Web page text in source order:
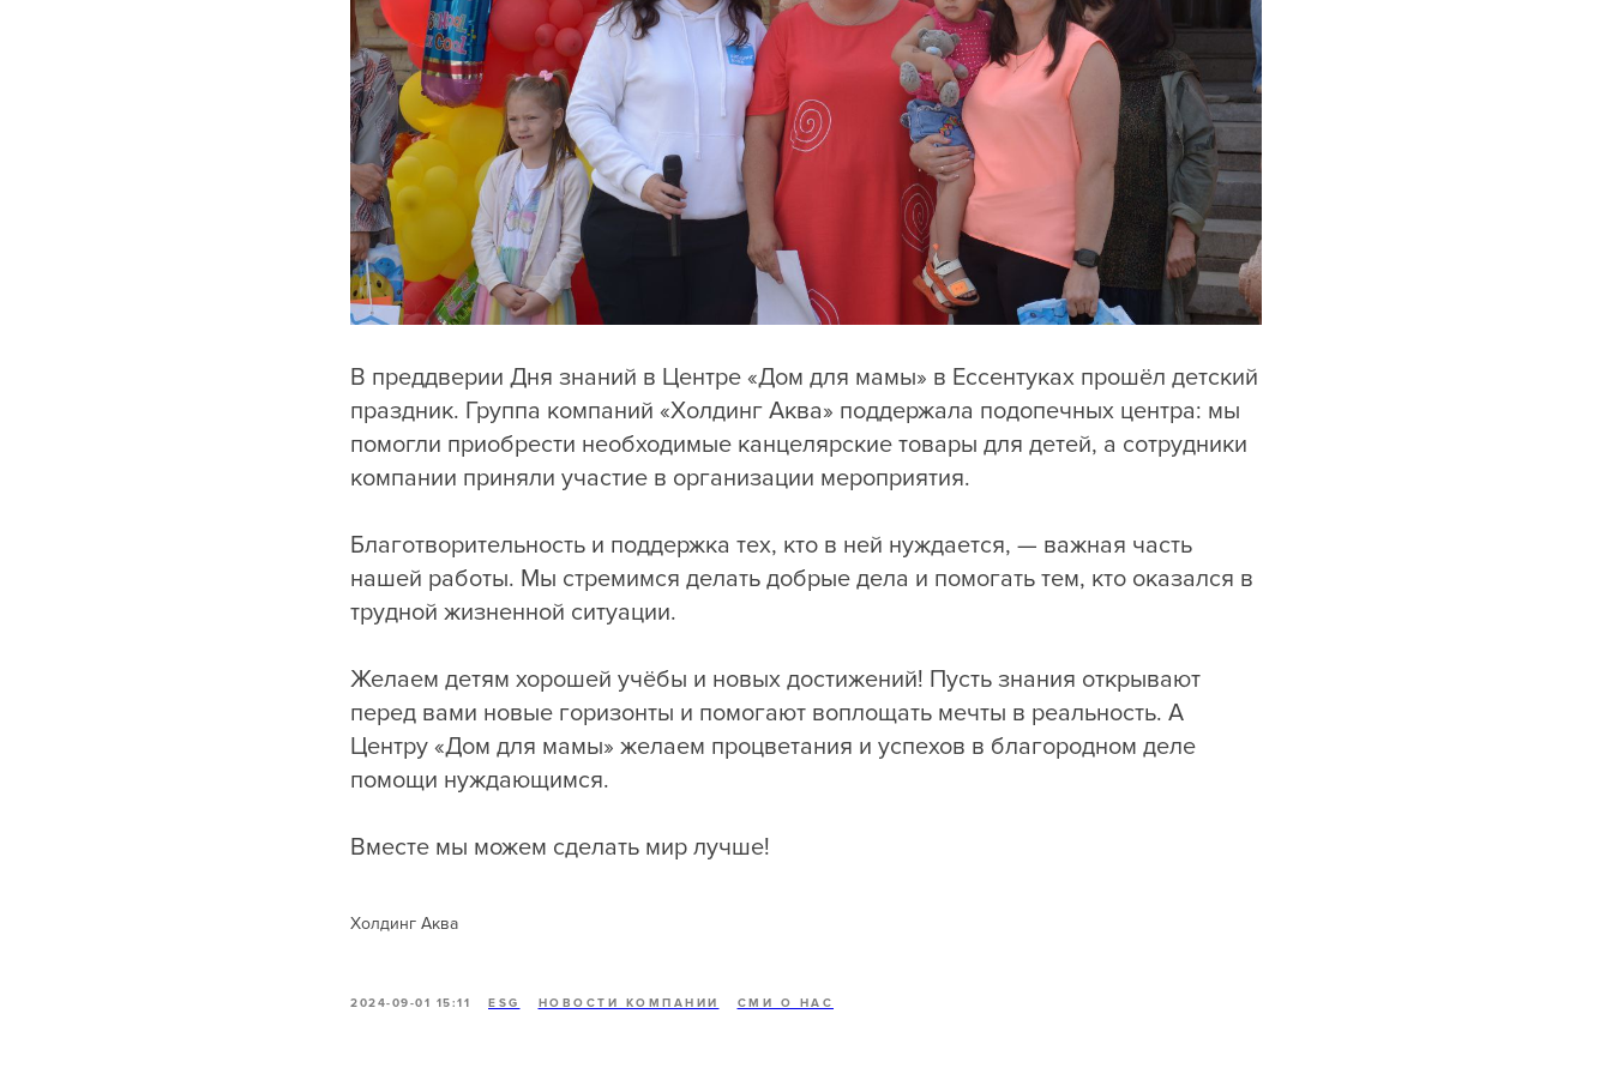
В преддверии Дня знаний в Центре «Дом для мамы» в Ессентуках прошёл детский
праздник. Группа компаний «Холдинг Аква» поддержала подопечных центра: мы
помогли приобрести необходимые канцелярские товары для детей, а сотрудники
компании приняли участие в организации мероприятия.
Благотворительность и поддержка тех, кто в ней нуждается, — важная часть
нашей работы. Мы стремимся делать добрые дела и помогать тем, кто оказался в
трудной жизненной ситуации.
Желаем детям хорошей учёбы и новых достижений! Пусть знания открывают
перед вами новые горизонты и помогают воплощать мечты в реальность. А
Центру «Дом для мамы» желаем процветания и успехов в благородном деле
помощи нуждающимся.
Вместе мы можем сделать мир лучше!
Холдинг Аква
2024-09-01 15:11 ESG НОВОСТИ КОМПАНИИ СМИ О НАС